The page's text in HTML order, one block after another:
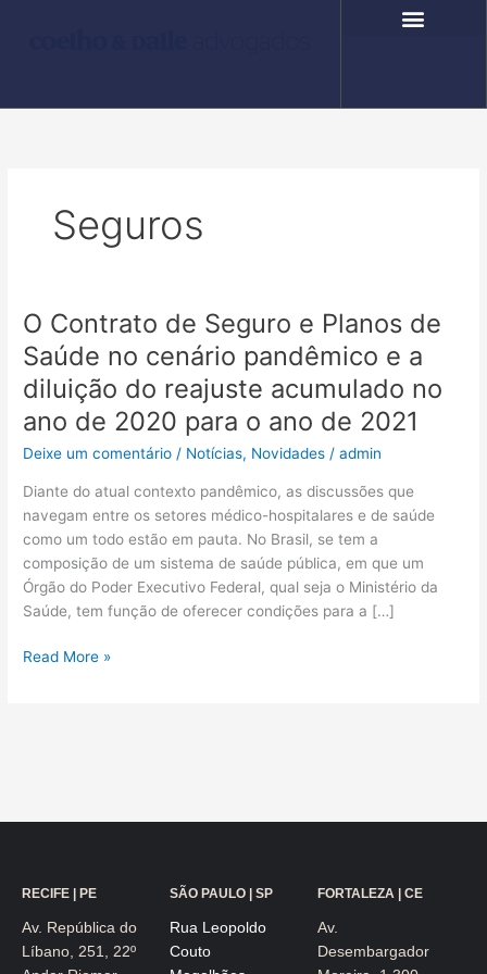
Seguros
O Contrato de Seguro e Planos de
Saúde no cenário pandêmico e a
diluição do reajuste acumulado no
ano de 2020 para o ano de 2021
Deixe um comentário / Notícias, Novidades /admin
Diante do atual contexto pandêmico, as discussões que
navegam entre os setores médico-hospitalares e de saúde
como um todo estão em pauta. No Brasil, se tem a
composição de um sistema de saúde pública, em que um
Órgão do Poder Executivo Federal, qual seja o Ministério da
Saúde, tem função de oferecer condições para a […]
O
Contrato
de
Seguro
e
de
Saúde
no
cenário
pandêmico
e
a
do
para
de
Read More »
RECIFE | PE
Av. República do
Líbano, 251, 22º
SÃO PAULO | SP
Rua Leopoldo
Couto
FORTALEZA | CE
Av.
Desembargador